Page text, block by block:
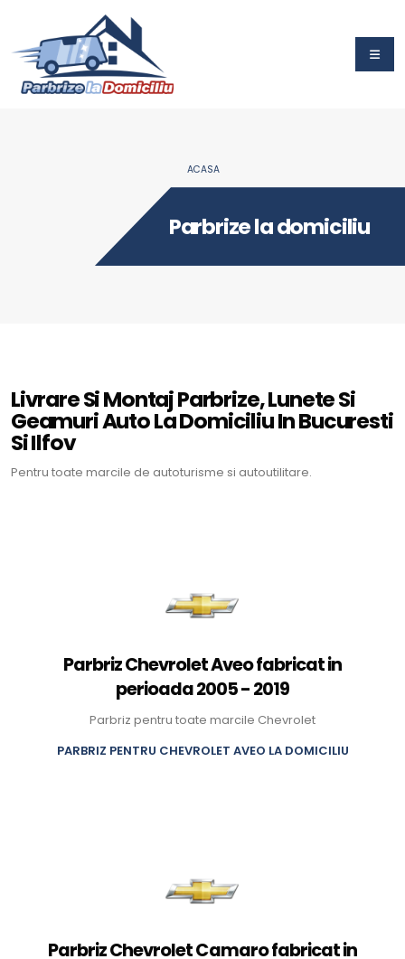
ACASA
Parbrize la domiciliu
Livrare Si Montaj Parbrize, Lunete Si
Geamuri Auto La Domiciliu In Bucuresti
Si Ilfov
Pentru toate marcile de autoturisme si autoutilitare.
Parbriz Chevrolet Aveo fabricat in
perioada 2005 - 2019
Parbriz pentru toate marcile Chevrolet
PARBRIZ PENTRU CHEVROLET AVEO LA DOMICILIU
Parbriz Chevrolet Camaro fabricat in